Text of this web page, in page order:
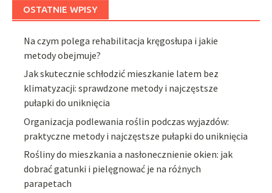
OSTATNIE WPISY
Na czym polega rehabilitacja kręgosłupa i jakie
metody obejmuje?
Jak skutecznie schłodzić mieszkanie latem bez
klimatyzacji: sprawdzone metody i najczęstsze
pułapki do uniknięcia
Organizacja podlewania roślin podczas wyjazdów:
praktyczne metody i najczęstsze pułapki do uniknięcia
Rośliny do mieszkania a nasłonecznienie okien: jak
dobrać gatunki i pielęgnować je na różnych
parapetach